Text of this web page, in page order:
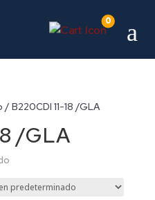
0 a
B220CDI 11-18 /GLA
/GLA